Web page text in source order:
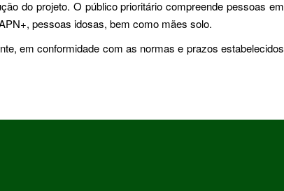
do projeto. O público prioritário compreende pessoas em
pessoas idosas, bem como mães solo.
em conformidade com as normas e prazos estabelecidos